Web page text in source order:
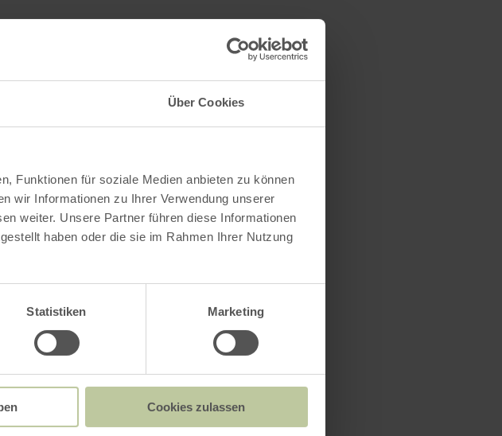
Über Cookies
Funktionen für soziale Medien anbieten zu können
wir Informationen zu Ihrer Verwendung unserer
weiter. Unsere Partner führen diese Informationen
haben oder die sie im Rahmen Ihrer Nutzung
Statistiken Marketing
Cookies zulassen